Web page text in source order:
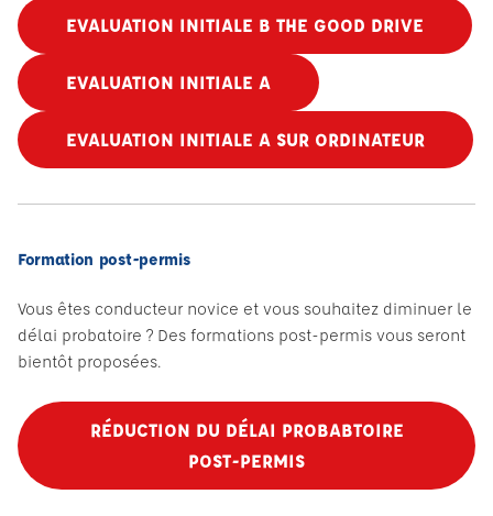
EVALUATION INITIALE B THE GOOD DRIVE
EVALUATION INITIALE A
EVALUATION INITIALE A SUR ORDINATEUR
Formation post-permis
Vous êtes conducteur novice et vous souhaitez diminuer le
délai probatoire ? Des formations post-permis vous seront
bientôt proposées.
RÉDUCTION DU DÉLAI PROBABTOIRE
POST-PERMIS